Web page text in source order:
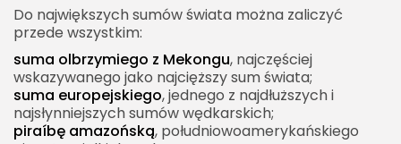
Do największych sumów świata można zaliczyć
przede wszystkim:
suma olbrzymiego z Mekongu, najczęściej
wskazywanego jako najcięższy sum świata;
suma europejskiego, jednego z najdłuższych i
najsłynniejszych sumów wędkarskich;
piraíbę amazońską, południowoamerykańskiego